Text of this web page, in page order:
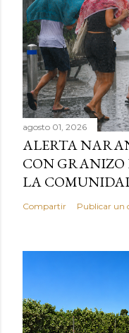
agosto 01, 2026
ALERTA
CON
LA
Compartir Publicar un